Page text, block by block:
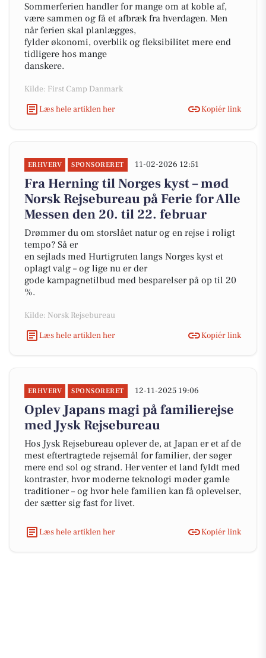
Sommerferien handler for mange om at koble af,
være sammen og få et afbræk fra hverdagen. Men
når ferien skal planlægges,
fylder økonomi, overblik og fleksibilitet mere end
tidligere hos mange
danskere.
Kilde: First Camp Danmark
Læs hele artiklen her
Kopiér link
ERHVERV SPONSORERET 11-02-2026 12:51
Fra Herning til Norges kyst – mød
Norsk Rejsebureau på Ferie for Alle
Messen den 20. til 22. februar
Drømmer du om storslået natur og en rejse i roligt
tempo? Så er
en sejlads med Hurtigruten langs Norges kyst et
oplagt valg – og lige nu er der
gode kampagnetilbud med besparelser på op til 20
%.
Kilde: Norsk Rejsebureau
Læs hele artiklen her
Kopiér link
ERHVERV SPONSORERET 12-11-2025 19:06
Oplev Japans magi på familierejse
med Jysk Rejsebureau
Hos Jysk Rejsebureau oplever de, at Japan er et af de
mest eftertragtede rejsemål for familier, der søger
mere end sol og strand. Her venter et land fyldt med
kontraster, hvor moderne teknologi møder gamle
traditioner – og hvor hele familien kan få oplevelser,
der sætter sig fast for livet.
Læs hele artiklen her Kopiér link